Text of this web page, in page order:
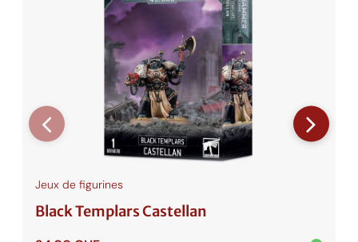
Jeux de figurines
Black Templars Castellan